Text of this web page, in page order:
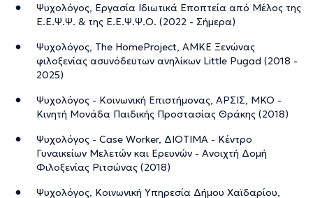
Ψυχολόγος, Εργασία Ιδιωτικά Εποπτεία από Μέλος της
Ε.Ε.Ψ.Ψ. & της Ε.Ε.Ψ.Ψ.Ο. (2022 - Σήμερα)
Ψυχολόγος, The HomeProject, ΑΜΚΕ Ξενώνας
φιλοξενίας ασυνόδευτων ανηλίκων Little Pugad (2018 -
2025)
Ψυχολόγος - Κοινωνική Επιστήμονας, ΆΡΣΙΣ, ΜΚΟ -
Κινητή Μονάδα Παιδικής Προστασίας Θράκης (2018)
Ψυχολόγος - Case Worker, ΔΙΟΤΙΜΑ - Κέντρο
Γυναικείων Μελετών και Ερευνών - Ανοιχτή Δομή
Φιλοξενίας Ριτσώνας (2018)
Ψυχολόγος, Κοινωνική Υπηρεσία Δήμου Χαϊδαρίου,